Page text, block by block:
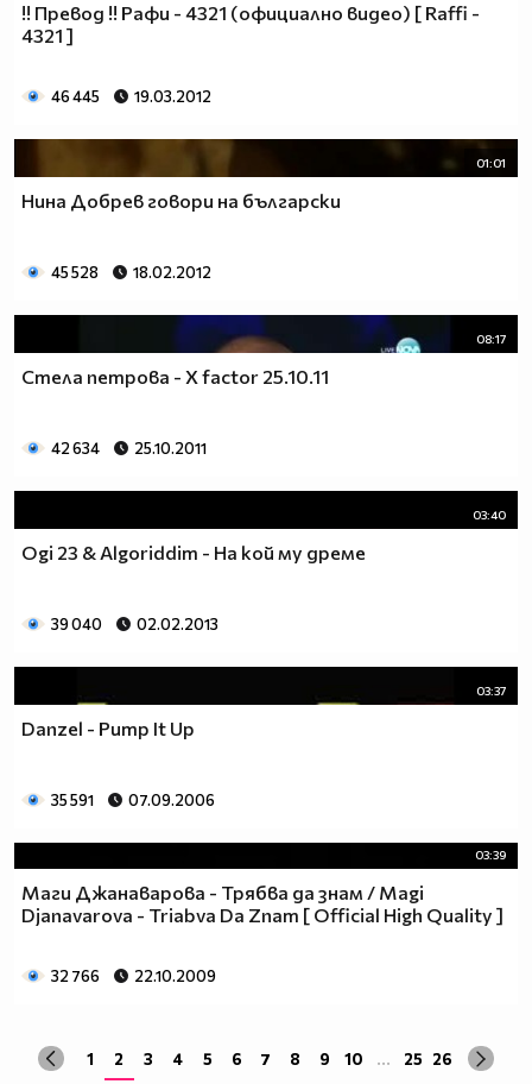
!! Превод !! Рафи - 4321 (официално видео) [ Raffi -
4321 ]
46 445 19.03.2012
01:01
Нина Добрев говори на български
45 528 18.02.2012
08:17
Стела петрова - X factor 25.10.11
42 634 25.10.2011
03:40
Ogi 23 & Algoriddim - На кой му дреме
39 040 02.02.2013
03:37
Danzel - Pump It Up
35 591 07.09.2006
03:39
Маги Джанаварова - Трябва да знам / Magi
Djanavarova - Triabva Da Znam [ Official High Quality ]
32 766 22.10.2009
1 2 3 4 5 6 7 8 9 10 ... 25 26